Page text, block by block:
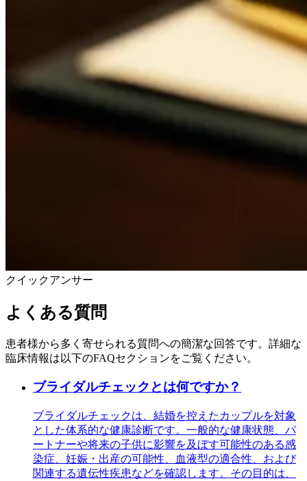
クイックアンサー
よくある質問
患者様から多く寄せられる質問への簡潔な回答です。詳細な
臨床情報は以下のFAQセクションをご覧ください。
ブライダルチェックとは何ですか？
ブライダルチェックは、結婚を控えたカップルを対象
とした体系的な健康診断です。一般的な健康状態、パ
ートナーや将来の子供に影響を及ぼす可能性のある感
染症、妊娠・出産の可能性、血液型の適合性、および
関連する遺伝性疾患などを確認します。その目的は、